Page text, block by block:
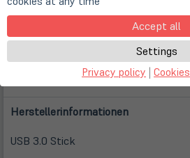
Herstellerinformationen
USB 3.0 Stick
Accept all
Settings
Privacy policy | Cookies